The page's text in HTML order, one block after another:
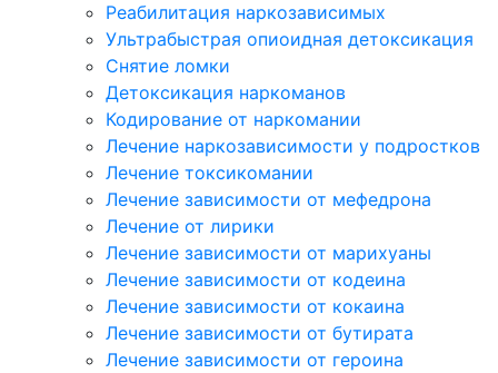
Реабилитация наркозависимых
Ультрабыстрая опиоидная детоксикация
Снятие ломки
Детоксикация наркоманов
Кодирование от наркомании
Лечение наркозависимости у подростков
Лечение токсикомании
Лечение зависимости от мефедрона
Лечение от лирики
Лечение зависимости от марихуаны
Лечение зависимости от кодеина
Лечение зависимости от кокаина
Лечение зависимости от бутирата
Лечение зависимости от героина